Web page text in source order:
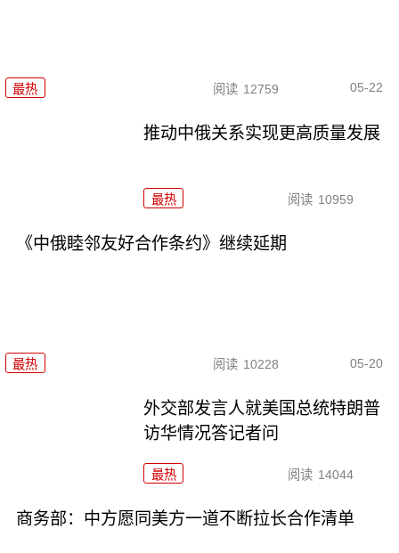
最热 阅读 12759 05-22
推动中俄关系实现更高质量发展
最热 阅读 10959
《中俄睦邻友好合作条约》继续延期
最热 阅读 10228 05-20
外交部发言人就美国总统特朗普
访华情况答记者问
最热 阅读 14044
商务部：中方愿同美方一道不断拉长合作清单